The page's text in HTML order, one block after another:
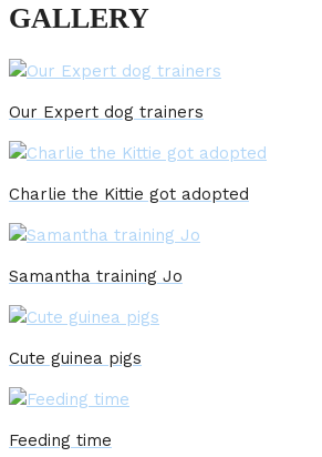
GALLERY
Our Expert dog trainers
Charlie the Kittie got adopted
Samantha training Jo
Cute guinea pigs
Feeding time